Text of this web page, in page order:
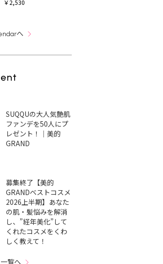
￥2,530
へ
SUQQUの大人気艶肌
ファンデを50人にプ
レゼント！｜美的
GRAND
募集終了【美的
GRANDベストコスメ
2026上半期】あなた
の肌・髪悩みを解消
し、”経年美化”して
くれたコスメをくわ
しく教えて！
覧へ